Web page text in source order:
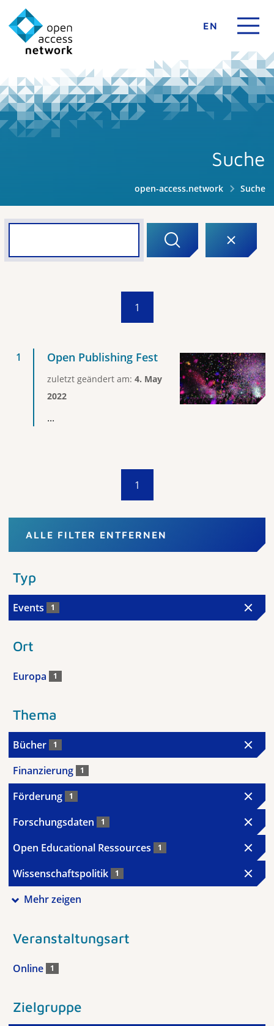
EN
Suche
open-access.network Suche
1
Open Publishing Fest
zuletzt geändert am: 4. May
2022
...
1
ALLE FILTER ENTFERNEN
Typ
Events 1
Ort
Europa 1
Thema
Bücher 1
Finanzierung 1
Förderung 1
Forschungsdaten 1
Open Educational Ressources 1
Wissenschaftspolitik 1
Mehr zeigen
Veranstaltungsart
Online 1
Zielgruppe